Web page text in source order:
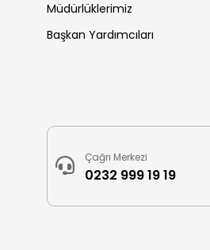
Müdürlüklerimiz
Başkan Yardımcıları
Çağrı Merkezi
0232 999 19 19